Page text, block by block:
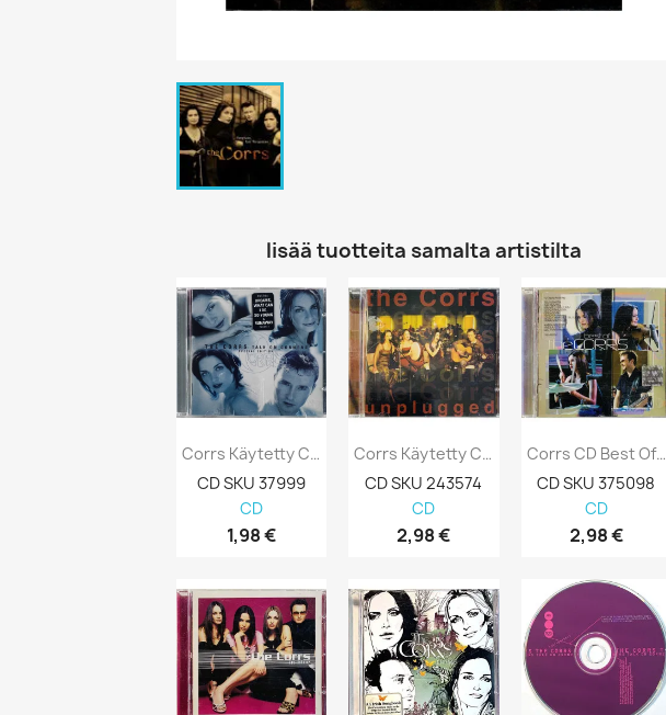
lisää tuotteita samalta artistilta
Corrs Käytetty CD Talk On Corners (Special...
CD SKU 37999
CD
1,98 €
Corrs Käytetty CD Unplugged Kansi EX Levy...
CD SKU 243574
CD
2,98 €
Corrs CD Best Of Kansi EX Levy EX...
CD SKU 375098
CD
2,98 €